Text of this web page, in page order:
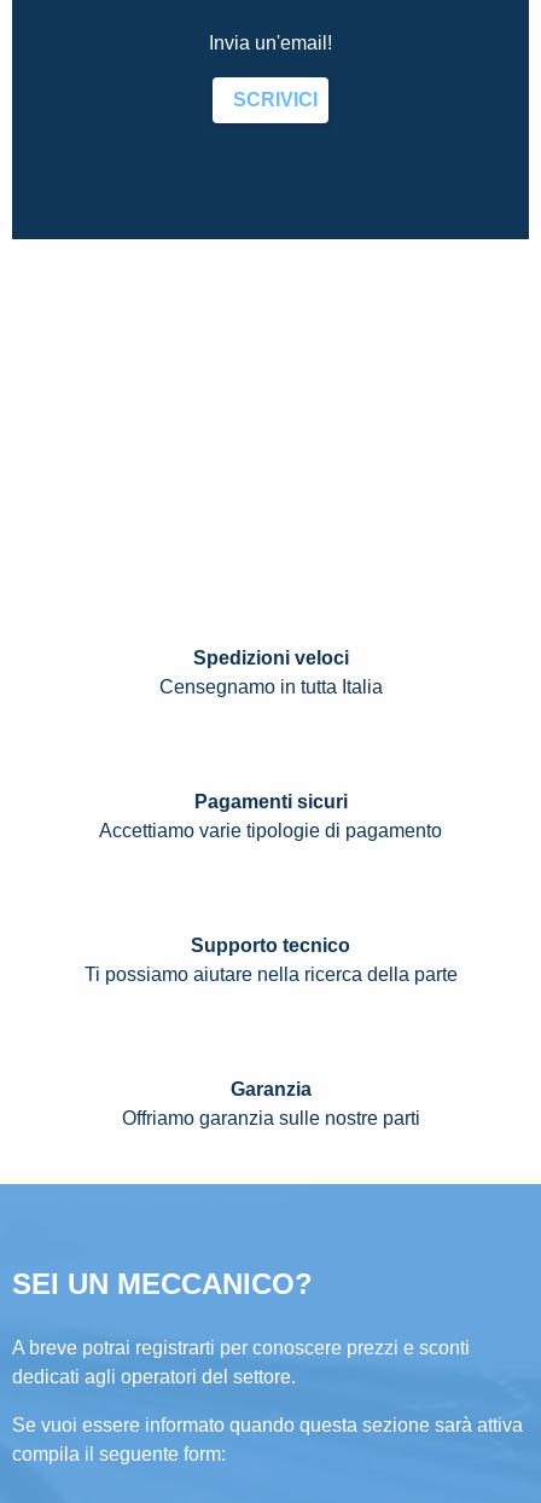
Invia un'email!
SCRIVICI
Spedizioni veloci
Censegnamo in tutta Italia
Pagamenti sicuri
Accettiamo varie tipologie di pagamento
Supporto tecnico
Ti possiamo aiutare nella ricerca della parte
Garanzia
Offriamo garanzia sulle nostre parti
SEI UN MECCANICO?
A breve potrai registrarti per conoscere prezzi e sconti
dedicati agli operatori del settore.
Se vuoi essere informato quando questa sezione sarà attiva
compila il seguente form: